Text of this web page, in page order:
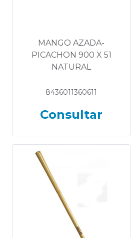
MANGO AZADA-
PICACHON 900 X 51
NATURAL
8436011360611
Consultar